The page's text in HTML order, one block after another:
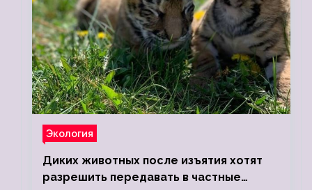
Экология
Диких животных после изъятия хотят
разрешить передавать в частные